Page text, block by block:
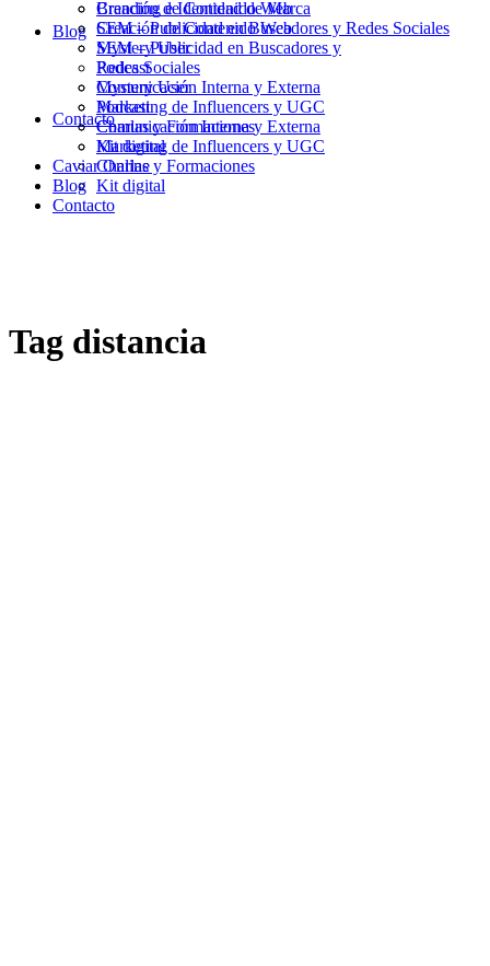
Branding e Identidad de Marca
Creación de Contenido Web
SEM – Publicidad en Buscadores y
Redes Sociales
Mystery User
Podcast
Comunicación Interna y Externa
Marketing de Influencers y UGC
Charlas y Formaciones
Kit digital
Blog
Contacto
Creación de Contenido Web
SEM – Publicidad en Buscadores y Redes Sociales
Mystery User
Podcast
Comunicación Interna y Externa
Marketing de Influencers y UGC
Charlas y Formaciones
Kit digital
Caviar Online
Blog
Contacto
Tag distancia